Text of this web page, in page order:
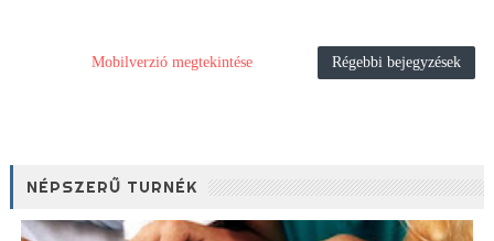
Régebbi bejegyzések
Mobilverzió megtekintése
NÉPSZERŰ TURNÉK